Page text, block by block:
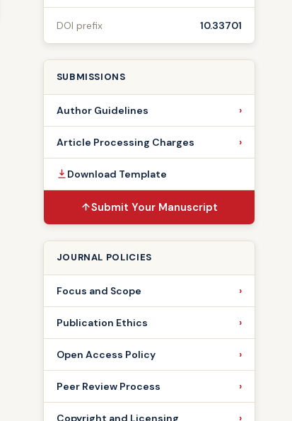
DOI prefix 10.33701
SUBMISSIONS
Author Guidelines
Article Processing Charges
Download Template
Submit Your Manuscript
JOURNAL POLICIES
Focus and Scope
Publication Ethics
Open Access Policy
Peer Review Process
Copyright and Licensing